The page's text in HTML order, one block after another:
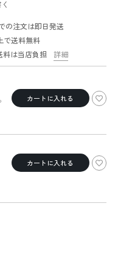
の注文は即日発送
で送料無料
料は当店負担
詳細
カートに入れる
カートに入れる